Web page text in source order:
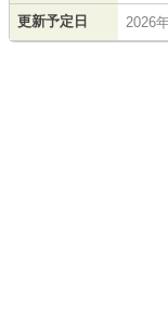
更新予定日 2026